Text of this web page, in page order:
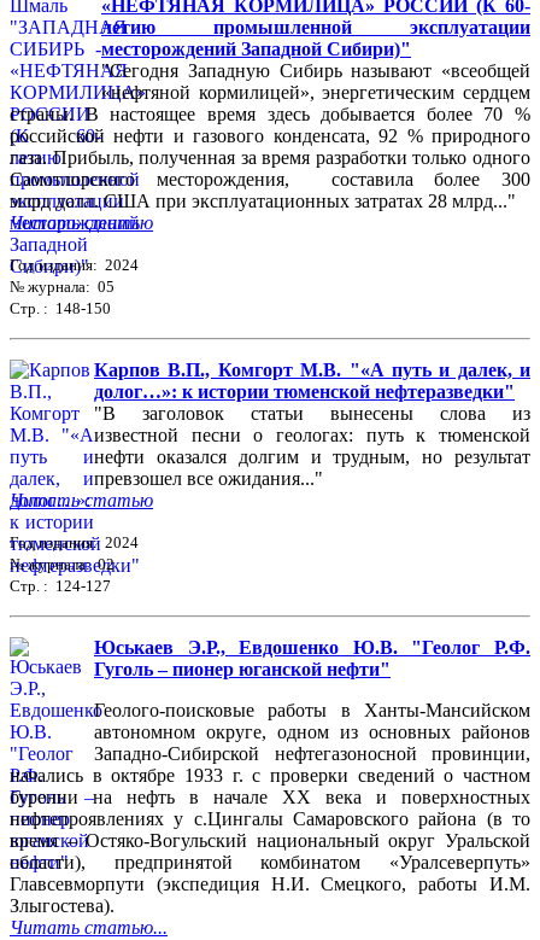
«НЕФТЯНАЯ КОРМИЛИЦА» РОССИИ (К 60-
летию промышленной эксплуатации
месторождений Западной Сибири)"
"Сегодня Западную Сибирь называют «всеобщей
«нефтяной кормилицей», энергетическим сердцем
страны. В настоящее время здесь добывается более 70 %
российской нефти и газового конденсата, 92 % природного
газа. Прибыль, полученная за время разработки только одного
Самотлорского месторождения, составила более 300
млрд долл. США при эксплуатационных затратах 28 млрд..."
Читать статью
Год издания: 2024
№ журнала: 05
Стр. : 148-150
Карпов В.П., Комгорт М.В. "«А путь и далек, и
долог…»: к истории тюменской нефтеразведки"
"В заголовок статьи вынесены слова из
известной песни о геологах: путь к тюменской
нефти оказался долгим и трудным, но результат
превзошел все ожидания..."
Читать статью
Год издания: 2024
№ журнала: 02
Стр. : 124-127
Юськаев Э.Р., Евдошенко Ю.В. "Геолог Р.Ф.
Гуголь – пионер юганской нефти"
Геолого-поисковые работы в Ханты-Мансийском
автономном округе, одном из основных районов
Западно-Сибирской нефтегазоносной провинции,
начались в октябре 1933 г. с проверки сведений о частном
бурении на нефть в начале ХХ века и поверхностных
нефтепроявлениях у с.Цингалы Самаровского района (в то
время – Остяко-Вогульский национальный округ Уральской
области), предпринятой комбинатом «Уралсеверпуть»
Главсевморпути (экспедиция Н.И. Смецкого, работы И.М.
Злыгостева).
Читать статью...